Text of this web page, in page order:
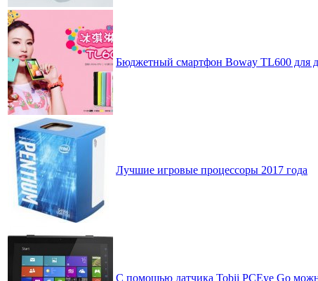
Бюджетный смартфон Boway TL600 для
Лучшие игровые процессоры 2017 года
С помощью датчика Tobii PCEye Go